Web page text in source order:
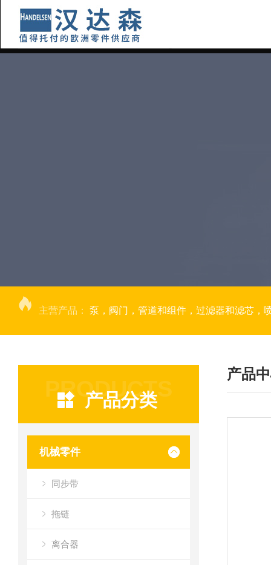
主营产品： 泵，阀门，管道和组件，过滤器和滤芯，
PRODUCTS
产品分类
机械零件
同步带
拖链
离合器
产品